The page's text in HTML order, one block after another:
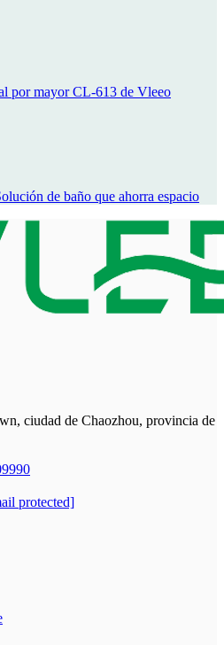
por mayor CL-613 de Vleeo
de baño que ahorra espacio
ciudad de Chaozhou, provincia de
protected]